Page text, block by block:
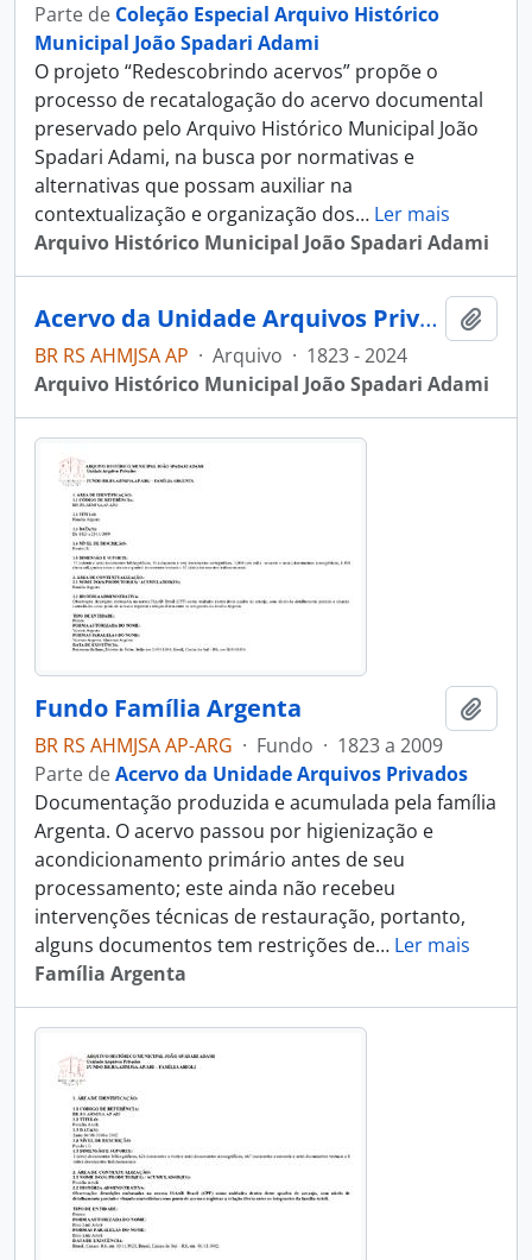
Parte de Coleção Especial Arquivo Histórico
Municipal João Spadari Adami
O projeto “Redescobrindo acervos” propõe o
processo de recatalogação do acervo documental
preservado pelo Arquivo Histórico Municipal João
Spadari Adami, na busca por normativas e
alternativas que possam auxiliar na
contextualização e organização dos… Ler mais
Arquivo Histórico Municipal João Spadari Adami
Acervo da Unidade Arquivos Privados
BR RS AHMJSA AP · Arquivo · 1823 - 2024
Arquivo Histórico Municipal João Spadari Adami
Fundo Família Argenta
BR RS AHMJSA AP-ARG · Fundo · 1823 a 2009
Parte deAcervo da Unidade Arquivos Privados
Documentação produzida e acumulada pela família
Argenta. O acervo passou por higienização e
acondicionamento primário antes de seu
processamento; este ainda não recebeu
intervenções técnicas de restauração, portanto,
alguns documentos tem restrições de… Ler mais
Família Argenta